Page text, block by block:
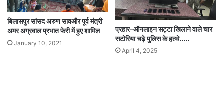
बिलासपुर सांसद अरुण सावऔर पूर्व मंत्री
अमर अग्रवाल प्रभात फेरी में हुए शामिल
January 10, 2021
प्रहार–ऑनलाइन सट्टा खिलाने वाले चार
सटोरिया चढ़े पुलिस के हत्थे…..
April 4, 2025